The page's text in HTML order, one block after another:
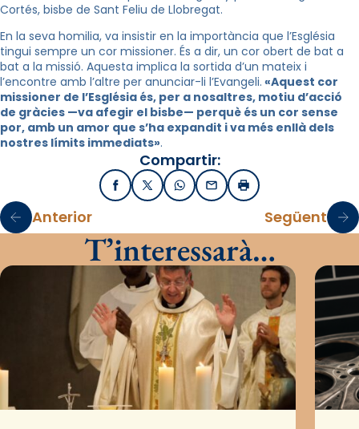
Cortés, bisbe de Sant Feliu de Llobregat.
En la seva homilia, va insistir en la importància que l’Església
tingui sempre un cor missioner. És a dir, un cor obert de bat a
bat a la missió. Aquesta implica la sortida d’un mateix i
l’encontre amb l’altre per anunciar-li l’Evangeli. «Aquest cor
missioner de l’Església és, per a nosaltres, motiu d’acció
de gràcies —va afegir el bisbe— perquè és un cor sense
por, amb un amor que s’ha expandit i va més enllà dels
nostres límits immediats».
Compartir:
FacebookX / TwitterWhatsApp
EmailImprimir
Anterior Següent
T’interessarà…